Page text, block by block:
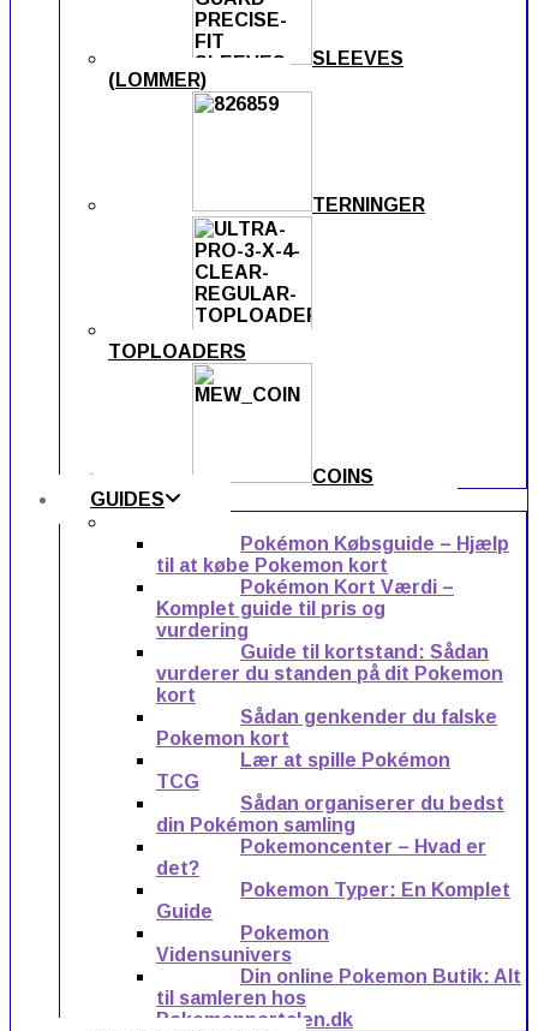
SLEEVES
(LOMMER)
TERNINGER
TOPLOADERS
COINS
GUIDES
Pokémon Købsguide – Hjælp
til at købe Pokemon kort
Pokémon Kort Værdi –
Komplet guide til pris og
vurdering
Guide til kortstand: Sådan
vurderer du standen på dit Pokemon
kort
Sådan genkender du falske
Pokemon kort
Lær at spille Pokémon
TCG
Sådan organiserer du bedst
din Pokémon samling
Pokemoncenter – Hvad er
det?
Pokemon Typer: En Komplet
Guide
Pokemon
Vidensunivers
Din online Pokemon Butik: Alt
til samleren hos
Pokemonportalen.dk